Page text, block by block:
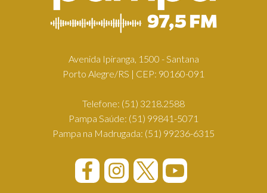
Avenida Ipiranga, 1500 - Santana
Porto Alegre/RS | CEP: 90160-091
Telefone: (51) 3218.2588
Pampa Saúde: (51) 99841-5071
Pampa na Madrugada: (51) 99236-6315